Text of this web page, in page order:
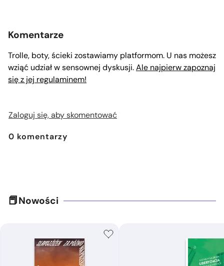
Komentarze
Trolle, boty, ścieki zostawiamy platformom. U nas możesz
wziąć udział w sensownej dyskusji.Ale najpierw zapoznaj
się z jej regulaminem!
Zaloguj się, aby skomentować
0 komentarzy
Nowości